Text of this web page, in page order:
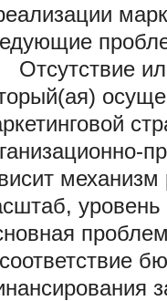
уровень